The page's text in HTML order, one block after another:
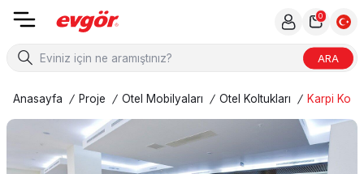
ARA
0
Anasayfa / Proje / Otel Mobilyaları / Otel Koltukları / Karpi